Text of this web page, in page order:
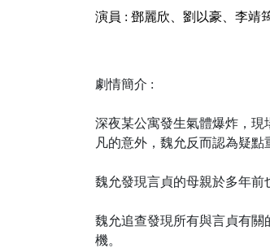
演員 : 鄧麗欣、劉以豪、李靖
劇情簡介 :
深夜某公寓發生氣體爆炸，現
凡的意外，魏允反而認為疑點
魏允發現言貞的母親於多年前
魏允追查發現所有與言貞有
機。